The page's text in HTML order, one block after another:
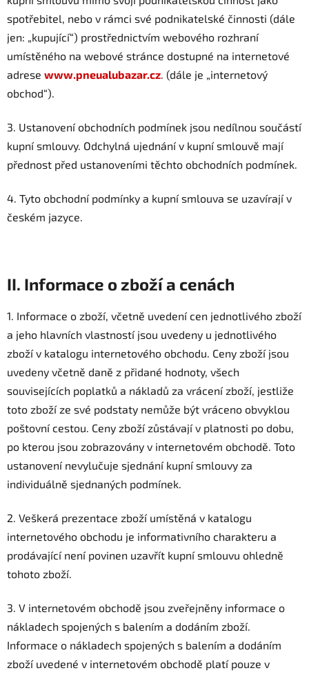
spotřebitel, nebo v rámci své podnikatelské činnosti (dále
jen: „kupující“) prostřednictvím webového rozhraní
umístěného na webové stránce dostupné na internetové
adrese www.pneualubazar.cz . (dále je „internetový
obchod“).
3. Ustanovení obchodních podmínek jsou nedílnou součástí
kupní smlouvy. Odchylná ujednání v kupní smlouvě mají
přednost před ustanoveními těchto obchodních podmínek.
4. Tyto obchodní podmínky a kupní smlouva se uzavírají v
českém jazyce.
II. Informace o zboží a cenách
1. Informace o zboží, včetně uvedení cen jednotlivého zboží
a jeho hlavních vlastností jsou uvedeny u jednotlivého
zboží v katalogu internetového obchodu. Ceny zboží jsou
uvedeny včetně daně z přidané hodnoty, všech
souvisejících poplatků a nákladů za vrácení zboží, jestliže
toto zboží ze své podstaty nemůže být vráceno obvyklou
poštovní cestou. Ceny zboží zůstávají v platnosti po dobu,
po kterou jsou zobrazovány v internetovém obchodě. Toto
ustanovení nevylučuje sjednání kupní smlouvy za
individuálně sjednaných podmínek.
2. Veškerá prezentace zboží umístěná v katalogu
internetového obchodu je informativního charakteru a
prodávající není povinen uzavřít kupní smlouvu ohledně
tohoto zboží.
3. V internetovém obchodě jsou zveřejněny informace o
nákladech spojených s balením a dodáním zboží.
Informace o nákladech spojených s balením a dodáním
zboží uvedené v internetovém obchodě platí pouze v